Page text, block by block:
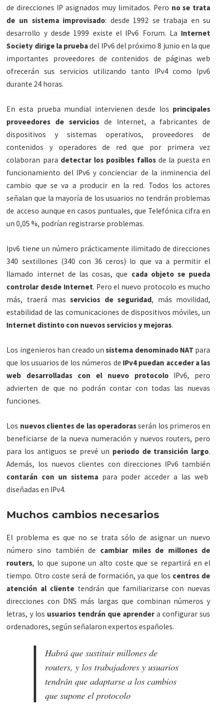
de direcciones IP asignados muy limitados. Pero no se trata
de un sistema improvisado: desde 1992 se trabaja en su
desarrollo y desde 1999 existe el IPv6 Forum. La Internet
Society dirige la pruebadel IPv6 del próximo 8 junio en la que
importantes proveedores de contenidos de páginas web
ofrecerán sus servicios utilizando tanto IPv4 como Ipv6
durante 24 horas.
En esta prueba mundial intervienen desde los principales
proveedores de servicios de Internet, a fabricantes de
dispositivos y sistemas operativos, proveedores de
contenidos y operadores de red que por primera vez
colaboran para detectar los posibles fallosde la puesta en
funcionamiento del IPv6 y concienciar de la inminencia del
cambio que se va a producir en la red. Todos los actores
señalan que la mayoría de los usuarios no tendrán problemas
de acceso aunque en casos puntuales, que Telefónica cifra en
un 0,05 %, podrían registrarse problemas.
Ipv6 tiene un número prácticamente ilimitado de direcciones
340 sextillones (340 con 36 ceros) lo que va a permitir el
llamado internet de las cosas, que cada objeto se pueda
controlar desde Internet. Pero el nuevo protocolo es mucho
más, traerá masservicios de seguridad, más movilidad,
estabilidad de las comunicaciones de dispositivos móviles, un
Internet distinto con nuevos servicios y mejoras.
Los ingenieros han creado unsistema denominado NAT para
que los usuarios de los números de IPv4 puedan acceder a las
web desarrolladas con el nuevo protocoloIPv6, pero
advierten de que no podrán contar con todas las nuevas
funciones.
Los nuevos clientes de las operadorasserán los primeros en
beneficiarse de la nueva numeración y nuevos routers, pero
para los antiguos se prevé un periodo de transición largo.
Además, los nuevos clientes con direcciones IPv6 también
contarán con un sistemapara poder acceder a las web
diseñadas en IPv4.
Muchos cambios necesarios
El problema es que no se trata sólo de asignar un nuevo
número sino también de cambiar miles de millones de
routers, lo que supone un alto coste que se repartirá en el
tiempo. Otro coste será de formación, ya que los centros de
atención al cliente tendrán que familiarizarse con nuevas
direcciones con DNS más largas que combinan números y
letras, y los usuarios tendrán que aprendera configurar sus
ordenadores, según señalaron expertos españoles.
Habrá que sustituir millones de
routers, y los trabajadores y usuarios
tendrán que adaptarse a los cambios
que supone el protocolo